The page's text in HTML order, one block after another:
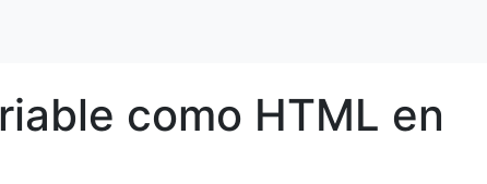
como HTML en